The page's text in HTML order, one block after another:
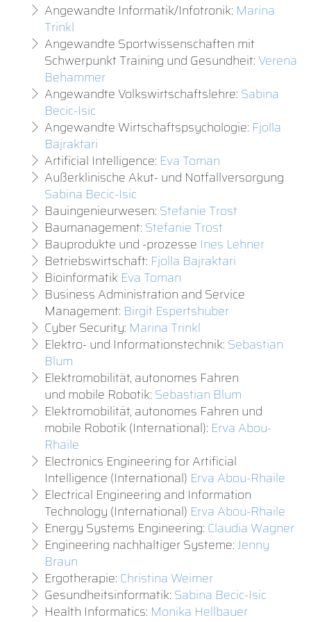
Angewandte Informatik/Infotronik: Marina
Trinkl
Angewandte Sportwissenschaften mit
Schwerpunkt Training und Gesundheit:Verena
Behammer
Angewandte Volkswirtschaftslehre: Sabina
Becic-Isic
Angewandte Wirtschaftspsychologie: Fjolla
Bajraktari
Artificial Intelligence: Eva Toman
Außerklinische Akut- und Notfallversorgung
Sabina Becic-Isic
Bauingenieurwesen: Stefanie Trost
Baumanagement: Stefanie Trost
Bauprodukte und -prozesse Ines Lehner
Betriebswirtschaft: Fjolla Bajraktari
Bioinformatik Eva Toman
Business Administration and Service
Management: Birgit Espertshuber
Cyber Security: Marina Trinkl
Elektro- und Informationstechnik: Sebastian
Blum
Elektromobilität, autonomes Fahren
und mobile Robotik: Sebastian Blum
Elektromobilität, autonomes Fahren und
mobile Robotik (International): Erva Abou-
Rhaile
Electronics Engineering for Artificial
Intelligence (International) Erva Abou-Rhaile
Electrical Engineering and Information
Technology (International) Erva Abou-Rhaile
Energy Systems Engineering: Claudia Wagner
Engineering nachhaltiger Systeme:Jenny
Braun
Ergotherapie: Christina Weimer
Gesundheitsinformatik: Sabina Becic-Isic
Health Informatics: Monika Hellbauer